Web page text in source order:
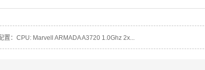
：CPU: Marvell ARMADA A3720 1.0Ghz 2x...